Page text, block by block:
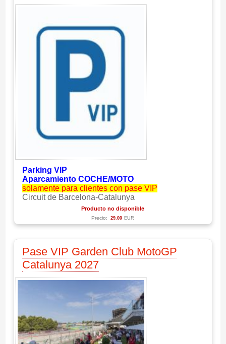
Parking VIP
Aparcamiento COCHE/MOTO
solamente para clientes con pase VIP
Circuit de Barcelona-Catalunya
Producto no disponible
Precio: 29.00 EUR
Pase VIP Garden Club MotoGP
Catalunya 2027